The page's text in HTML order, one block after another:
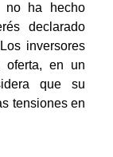
no ha hecho
declarado
inversores
oferta, en un
que su
tensiones en